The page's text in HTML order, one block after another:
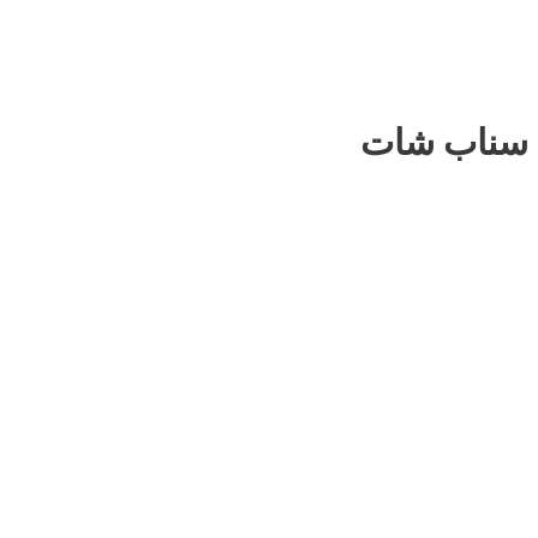
سناب شات